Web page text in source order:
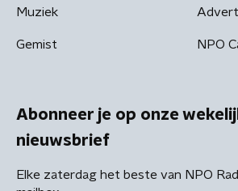
Muziek
Gemist NPO
Abonneer je op onze
nieuwsbrief
Elke zaterdag het beste van NPO